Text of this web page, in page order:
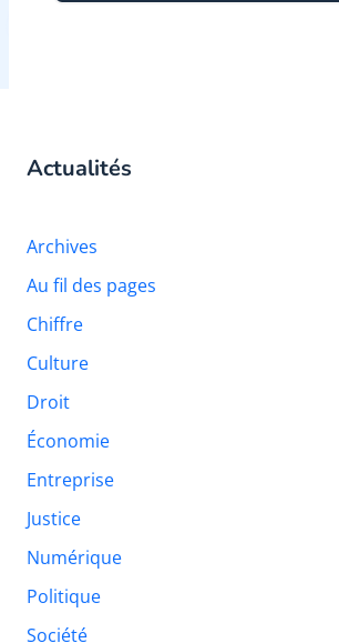
Actualités
Archives
Au fil des pages
Chiffre
Culture
Droit
Économie
Entreprise
Justice
Numérique
Politique
Société